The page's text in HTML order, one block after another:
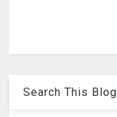
Search This Blog